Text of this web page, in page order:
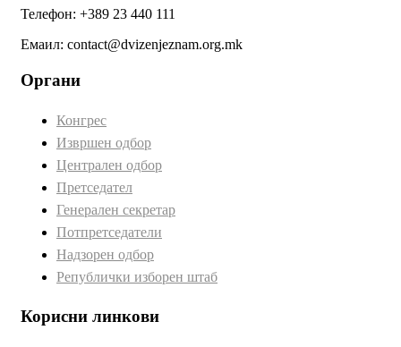
Телефон: +389 23 440 111
Емаил: contact@dvizenjeznam.org.mk
Органи
Конгрес
Извршен одбор
Централен одбор
Претседател
Генерален секретар
Потпретседатели
Надзорен одбор
Републички изборен штаб
Корисни линкови